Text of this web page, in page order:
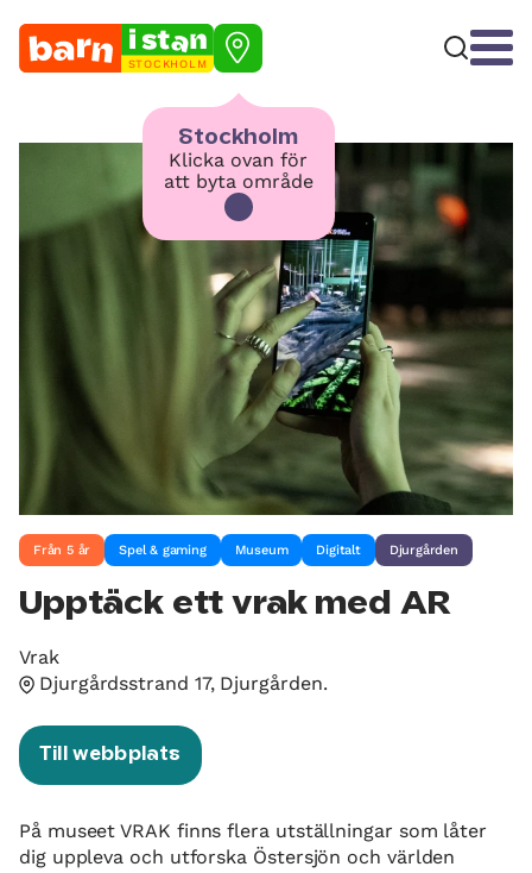
STOCKHOLM
Stockholm
Klicka ovan för
att byta område
Från 5 år Spel & gaming Museum Digitalt Djurgården
Upptäck ett vrak med AR
Vrak
Djurgårdsstrand 17, Djurgården.
Till webbplats
På museet VRAK finns flera utställningar som låter
dig uppleva och utforska Östersjön och världen